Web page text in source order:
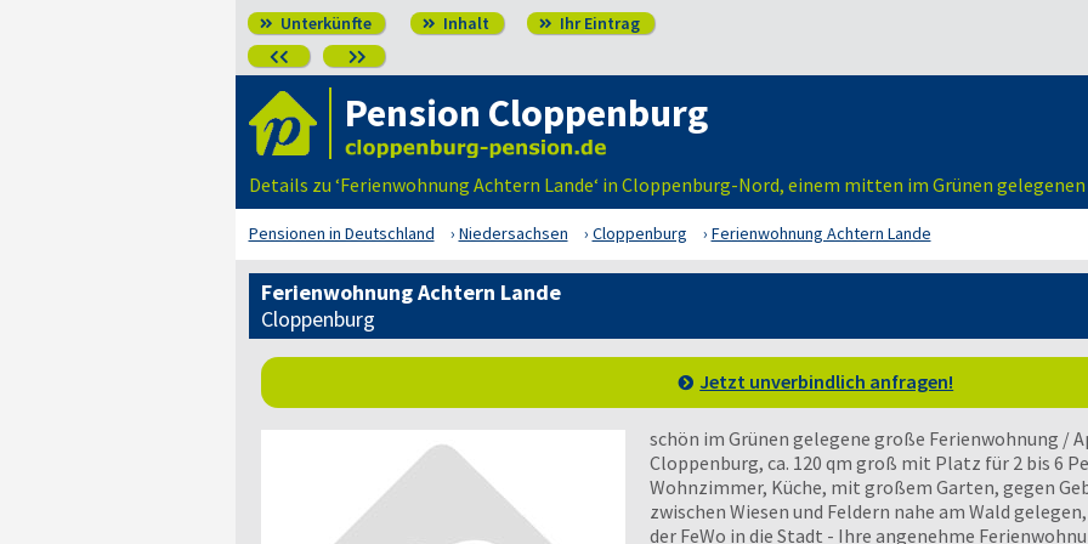
 Unterkünfte  Inhalt  Ihr Eintrag
 
Pension Cloppenburg
Details zu ‘Ferienwohnung Achtern Lande‘ in Cloppenburg-Nord, einem mitten im Grünen
Pensionen in Deutschland Niedersachsen Cloppenburg Ferienwohnung Achtern Lande
Ferienwohnung Achtern Lande
Cloppenburg
Jetzt unverbindlich anfragen!
schön im Grünen gelegene große Ferienwohnung /
Cloppenburg, ca. 120 qm groß mit Platz für 2 bis 6
Wohnzimmer, Küche, mit großem Garten, gegen
zwischen Wiesen und Feldern nahe am Wald
der FeWo in die Stadt - Ihre angenehme